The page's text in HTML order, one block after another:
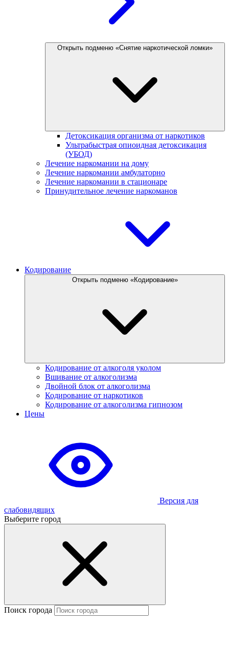
Открыть подменю «Снятие наркотической ломки»
Детоксикация организма от наркотиков
Ультрабыстрая опиоидная детоксикация
(УБОД)
Лечение наркомании на дому
Лечение наркомании амбулаторно
Лечение наркомании в стационаре
Принудительное лечение наркоманов
Кодирование
Открыть подменю «Кодирование»
Кодирование от алкоголя уколом
Вшивание от алкоголизма
Двойной блок от алкоголизма
Кодирование от наркотиков
Кодирование от алкоголизма гипнозом
Цены
Версия для
слабовидящих
Выберите город
Поиск города